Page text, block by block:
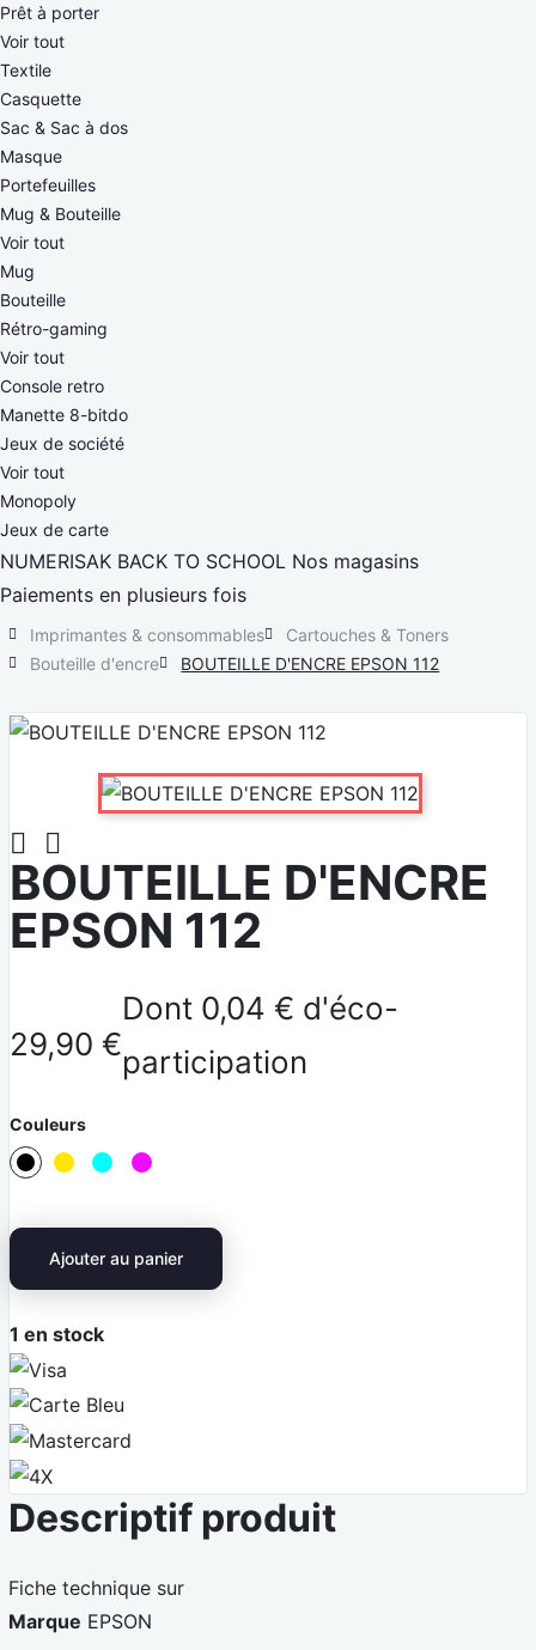
Prêt à porter
Voir tout
Textile
Casquette
Sac & Sac à dos
Masque
Portefeuilles
Mug & Bouteille
Voir tout
Mug
Bouteille
Rétro-gaming
Voir tout
Console retro
Manette 8-bitdo
Jeux de société
Voir tout
Monopoly
Jeux de carte
NUMERISAK BACK TO SCHOOL Nos magasins
Paiements en plusieurs fois
Imprimantes & consommables
Cartouches & Toners
Bouteille d'encre
BOUTEILLE D'ENCRE EPSON 112
 
BOUTEILLE D'ENCRE
EPSON 112
29,90 €
Dont 0,04 € d'éco-
participation
Couleurs
N
r
J
C
M
Ajouter au panier
1 en stock
i
s
a
t
e
l
e
s
t
4
X
Descriptif produit
Fiche technique sur
Marque EPSON